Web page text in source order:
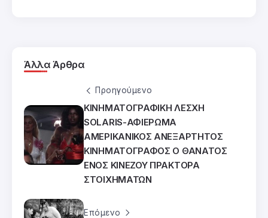
Άλλα Άρθρα
Προηγούμενο
ΚΙΝΗΜΑΤΟΓΡΑΦΙΚΗ ΛΕΣΧΗ
SOLARIS-ΑΦΙΕΡΩΜΑ
ΑΜΕΡΙΚΑΝΙΚΟΣ ΑΝΕΞΑΡΤΗΤΟΣ
ΚΙΝΗΜΑΤΟΓΡΑΦΟΣ Ο ΘΑΝΑΤΟΣ
ΕΝΟΣ ΚΙΝΕΖΟΥ ΠΡΑΚΤΟΡΑ
ΣΤΟΙΧΗΜΑΤΩΝ
Επόμενο